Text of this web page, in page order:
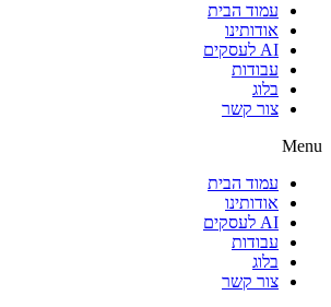
עמוד הבית
אודותינו
AI לעסקים
עבודות
בלוג
צור קשר
Menu
עמוד הבית
אודותינו
AI לעסקים
עבודות
בלוג
צור קשר